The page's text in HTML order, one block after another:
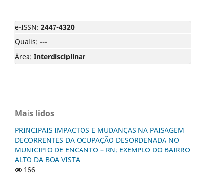
e-ISSN: 2447-4320
Qualis: ---
Área: Interdisciplinar
Mais lidos
PRINCIPAIS IMPACTOS E MUDANÇAS NA PAISAGEM
DECORRENTES DA OCUPAÇÃO DESORDENADA NO
MUNICIPIO DE ENCANTO – RN: EXEMPLO DO BAIRRO
ALTO DA BOA VISTA
166